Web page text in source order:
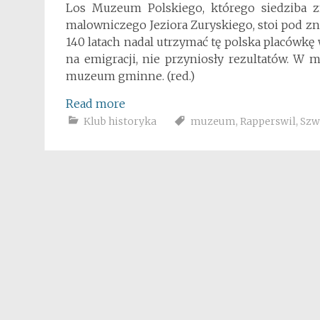
Los Muzeum Polskiego, którego siedziba
malowniczego Jeziora Zuryskiego, stoi pod
140 latach nadal utrzymać tę polska
na emigracji, nie przyniosły rezultatów. W
muzeum gminne. (red.)
Read more
Klub historyka muzeum, Rapperswil,